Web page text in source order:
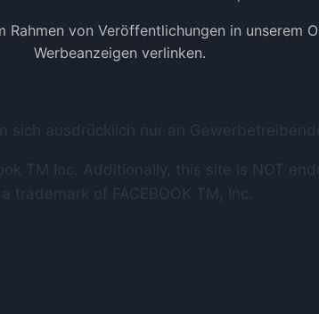
von Veröffentlichungen in unserem
Werbeanzeigen verlinken.
sich ausdrücklich nur an
TM Inc. Additionally, this site is NOT
a trademark of FACEBOOK TM, Inc.